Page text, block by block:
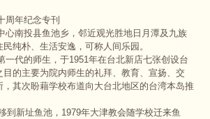
年纪念专刊
南投县鱼池乡，邻近观光胜地日月潭及九族
纯朴、生活安逸，可称人间乐园。
代的师生，于1951年在台北新店七张创设台
的主要为院内师生的礼拜、教育、宣扬、交
，其次盼藉学校布道向大台北地区的台湾本岛推
新址鱼池，1979年大津教会随学校迁来鱼